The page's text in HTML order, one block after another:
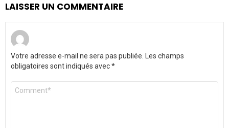
LAISSER UN COMMENTAIRE
Votre adresse e-mail ne sera pas publiée.
Les champs
obligatoires sont indiqués avec*
Commentaire